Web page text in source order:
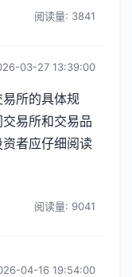
阅读量: 3841
03-27 13:39:00
所的具体规
易所和交易品
者应仔细阅读
阅读量: 9041
04-16 19:54:00